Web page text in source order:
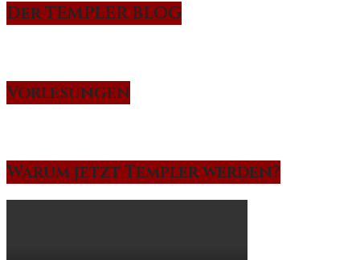
Der TEMPLER BLOG
Vorlesungen
Warum jetzt Templer werden?